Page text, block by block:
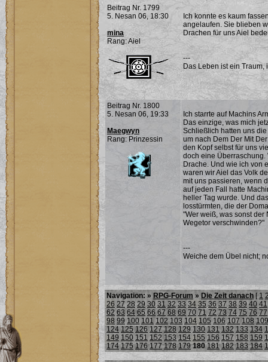
Beitrag Nr. 1799
5. Nesan 06, 18:30
mina
Rang: Aiel
Ich konnte es kaum
angelaufen. Sie blieben
Drachen für uns Aiel
---
Das Leben ist ein
Beitrag Nr. 1800
5. Nesan 06, 19:33
Maegwyn
Rang: Prinzessin
Ich starrte auf Machins
Das einzige, was mich
Schließlich hatten uns
um nach Dem Der Mit
den Kopf selbst für uns
doch eine
Drache. Und wie ich von
waren wir Aiel das Volk
mit uns passieren, wenn
auf jeden Fall hatte
heller Tag wurde. Und
losstürmten, die der
"Wer weiß, was sonst
Wegetor verschwinden?"
---
Weiche dem Übel nicht;
Navigation: » RPG-Forum » Die Zeit danach [1
26 27 28 29 30 31 32 33 34 35 36 37 38 39 40 41
62 63 64 65 66 67 68 69 70 71 72 73 74 75 76 77
98 99 100 101 102 103 104 105 106 107 108 109
124 125 126 127 128 129 130 131 132 133 134
149 150 151 152 153 154 155 156 157 158 159
174 175 176 177 178 179 180 181 182 183 184